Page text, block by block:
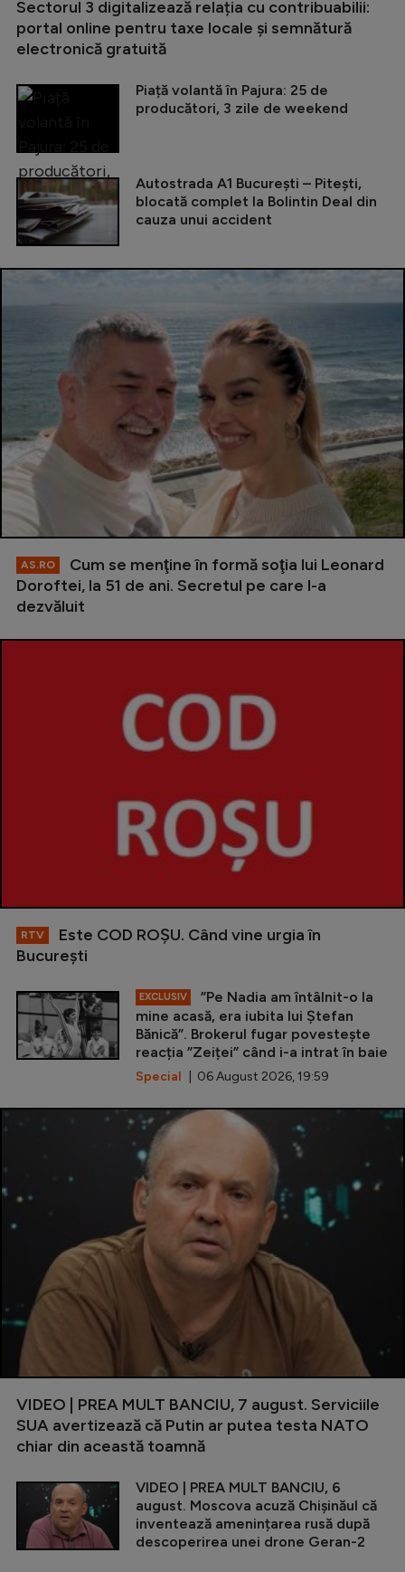
Sectorul 3 digitalizează relația cu contribuabilii:
portal online pentru taxe locale și semnătură
electronică gratuită
Piață volantă în Pajura: 25 de
producători, 3 zile de weekend
Autostrada A1 București – Pitești,
blocată complet la Bolintin Deal din
cauza unui accident
AS.RO
Cum se menţine în formă soţia lui Leonard
Doroftei, la 51 de ani. Secretul pe care l-a
dezvăluit
RTV
Este COD ROŞU. Când vine urgia în
Bucureşti
EXCLUSIV
”Pe Nadia am întâlnit-o la
mine acasă, era iubita lui Ștefan
Bănică”. Brokerul fugar povestește
reacția ”Zeiței” când i-a intrat în baie
Special | 06 August 2026, 19:59
VIDEO | PREA MULT BANCIU, 7 august. Serviciile
SUA avertizează că Putin ar putea testa NATO
chiar din această toamnă
VIDEO | PREA MULT BANCIU, 6
august. Moscova acuză Chișinăul că
inventează amenințarea rusă după
descoperirea unei drone Geran-2